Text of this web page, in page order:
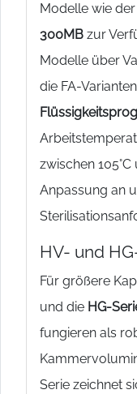
Modelle wie der
300MB zur
Modelle über
die FA-
zwischen
Anpassung an
HV- und
Für größere
und die HG-
fungieren als
Serie zeichnet